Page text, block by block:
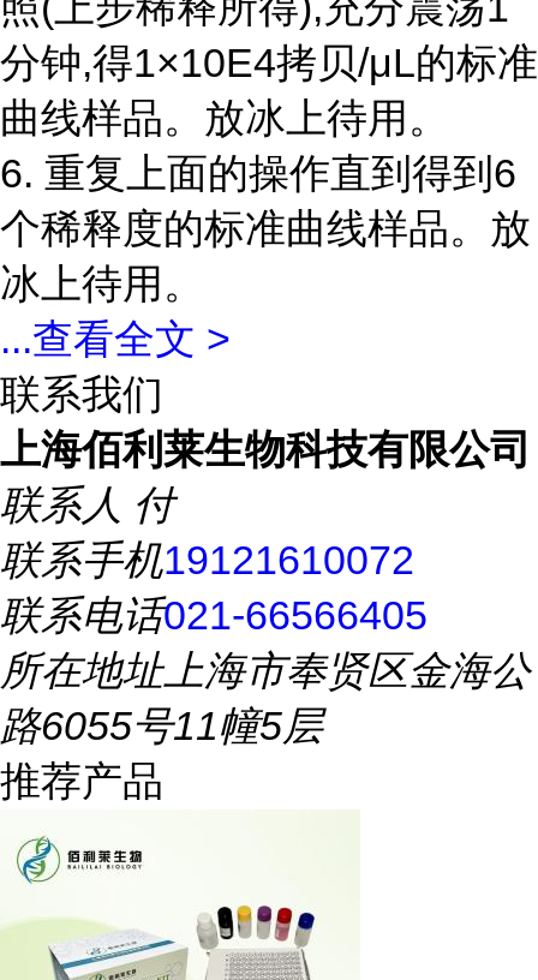
分钟,得1×10E4拷贝/μL的标准
曲线样品。放冰上待用。
6. 重复上面的操作直到得到6
个稀释度的标准曲线样品。放
冰上待用。
...查看全文 >
联系我们
上海佰利莱生物科技有限公司
联系人 付
联系手机19121610072
联系电话021-66566405
所在地址上海市奉贤区金海公
路6055号11幢5层
推荐产品